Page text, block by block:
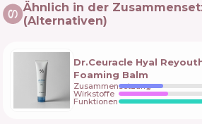
Ähnlich in der
(Alternativen)
Dr.Ceuracle Hyal
Foaming Balm
Zusammensetzung
Wirkstoffe
Funktionen